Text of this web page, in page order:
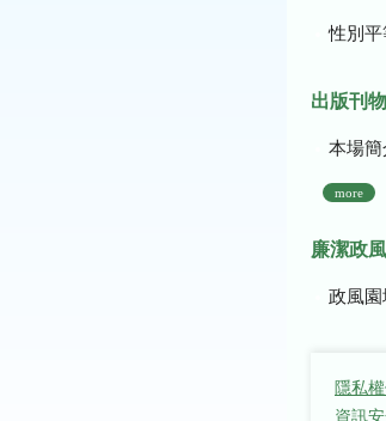
性別平
出版刊物
本場簡
more
廉潔政風
政風園
隱私
資訊